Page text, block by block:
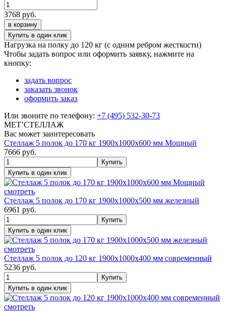
3768 руб.
в корзину
Нагрузка на полку до 120 кг (с одним ребром жесткости)
Чтобы задать вопрос или оформить заявку, нажмите на
кнопку:
задать вопрос
заказать звонок
оформить заказ
Или звоните по телефону: +7 (495) 532-30-73
МЕТ’СТЕЛЛАЖ
Вас может заинтересовать
Стеллаж 5 полок до 170 кг 1900х1000х600 мм Мощный
7666 руб.
смотреть
Стеллаж 5 полок до 170 кг 1900х1000х500 мм железный
6961 руб.
смотреть
Стеллаж 5 полок до 120 кг 1900х1000х400 мм современный
5236 руб.
смотреть